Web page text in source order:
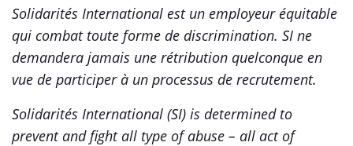
Solidarités International est un employeur équitable
qui combat toute forme de discrimination. SI ne
demandera jamais une rétribution quelconque en
vue de participer à un processus de recrutement.
Solidarités International (SI) is determined to
prevent and fight all type of abuse – all act of